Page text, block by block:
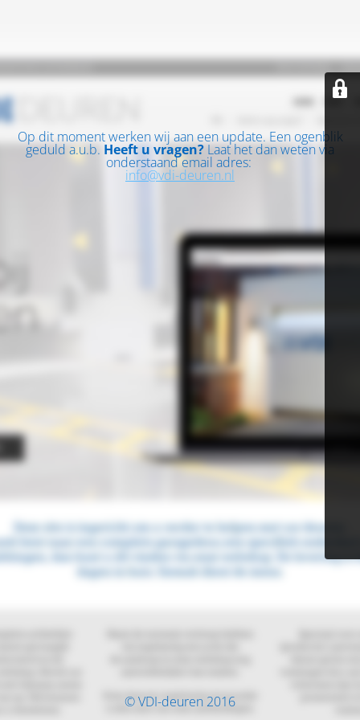
Op dit moment werken wij aan een update. Een ogenblik
geduld a.u.b. Heeft u vragen? Laat het dan weten via
onderstaand email adres:
info@vdi-deuren.nl
© VDI-deuren 2016